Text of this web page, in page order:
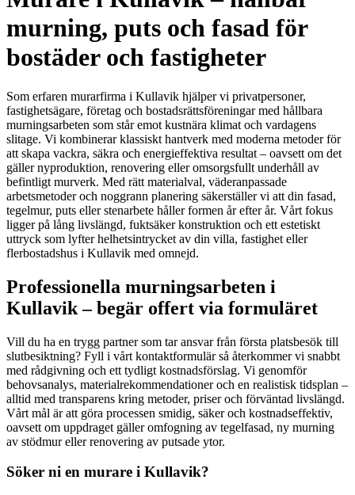
murning, puts och fasad för
bostäder och fastigheter
Som erfaren murarfirma i Kullavik hjälper vi privatpersoner,
fastighetsägare, företag och bostadsrättsföreningar med hållbara
murningsarbeten som står emot kustnära klimat och vardagens
slitage. Vi kombinerar klassiskt hantverk med moderna metoder för
att skapa vackra, säkra och energieffektiva resultat – oavsett om det
gäller nyproduktion, renovering eller omsorgsfullt underhåll av
befintligt murverk. Med rätt materialval, väderanpassade
arbetsmetoder och noggrann planering säkerställer vi att din fasad,
tegelmur, puts eller stenarbete håller formen år efter år. Vårt fokus
ligger på lång livslängd, fuktsäker konstruktion och ett estetiskt
uttryck som lyfter helhetsintrycket av din villa, fastighet eller
flerbostadshus i Kullavik med omnejd.
Professionella murningsarbeten i
Kullavik – begär offert via formuläret
Vill du ha en trygg partner som tar ansvar från första platsbesök till
slutbesiktning? Fyll i vårt kontaktformulär så återkommer vi snabbt
med rådgivning och ett tydligt kostnadsförslag. Vi genomför
behovsanalys, materialrekommendationer och en realistisk tidsplan –
alltid med transparens kring metoder, priser och förväntad livslängd.
Vårt mål är att göra processen smidig, säker och kostnadseffektiv,
oavsett om uppdraget gäller omfogning av tegelfasad, ny murning
av stödmur eller renovering av putsade ytor.
Söker ni en murare i Kullavik?